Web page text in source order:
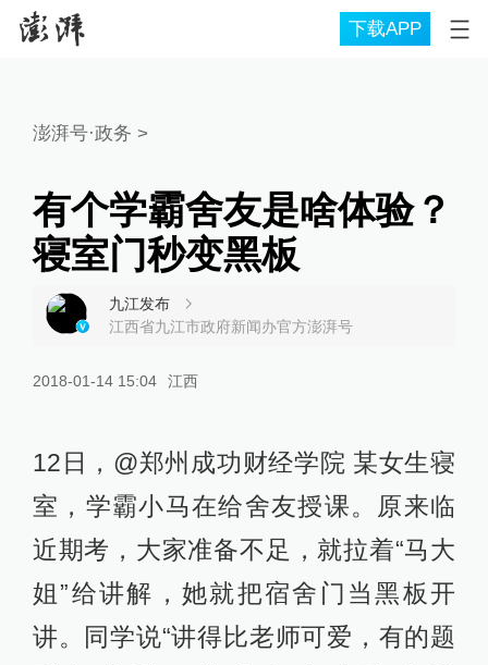
下载APP
澎湃号·政务 >
有个学霸舍友是啥体验？
寝室门秒变黑板
九江发布
江西省九江市政府新闻办官方澎湃号
2018-01-14 15:04 江西
12日，@郑州成功财经学院 某女生寝
室，学霸小马在给舍友授课。原来临
近期考，大家准备不足，就拉着“马大
姐”给讲解，她就把宿舍门当黑板开
讲。同学说“讲得比老师可爱，有的题